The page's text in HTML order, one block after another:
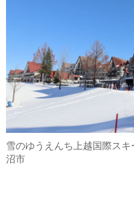
雪のゆうえんち上越国際ス
沼市